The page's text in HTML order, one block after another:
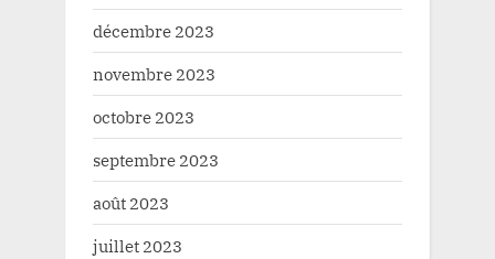
décembre 2023
novembre 2023
octobre 2023
septembre 2023
août 2023
juillet 2023